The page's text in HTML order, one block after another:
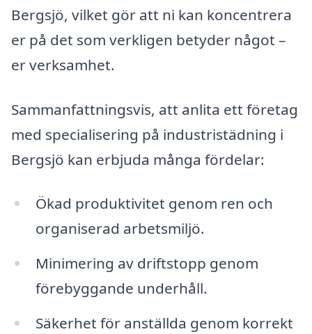
Bergsjö, vilket gör att ni kan koncentrera
er på det som verkligen betyder något –
er verksamhet.
Sammanfattningsvis, att anlita ett företag
med specialisering på industristädning i
Bergsjö kan erbjuda många fördelar:
Ökad produktivitet genom ren och
organiserad arbetsmiljö.
Minimering av driftstopp genom
förebyggande underhåll.
Säkerhet för anställda genom korrekt